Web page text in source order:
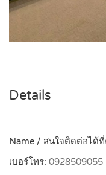
Details
Name / สนใจติดต่อได้
เบอร์โทร: 0928509055